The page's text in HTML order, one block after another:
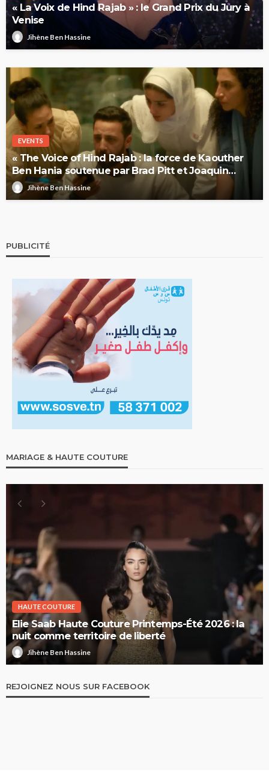
« La Voix de Hind Rajab » : le Grand Prix du Jury à
Venise
Jihène Ben Hassine
EVENTS
« The Voice of Hind Rajab : la force de Kaouther
Ben Hania soutenue par Brad Pitt et Joaquin
Phoenix
Jihène Ben Hassine
PUBLICITÉ
MARIAGE & HAUTE COUTURE
HAUTE COUTURE
Elie Saab Haute Couture Printemps-Été 2026 : la
nuit comme territoire de liberté
Jihène Ben Hassine
REJOIGNEZ NOUS SUR FACEBOOK